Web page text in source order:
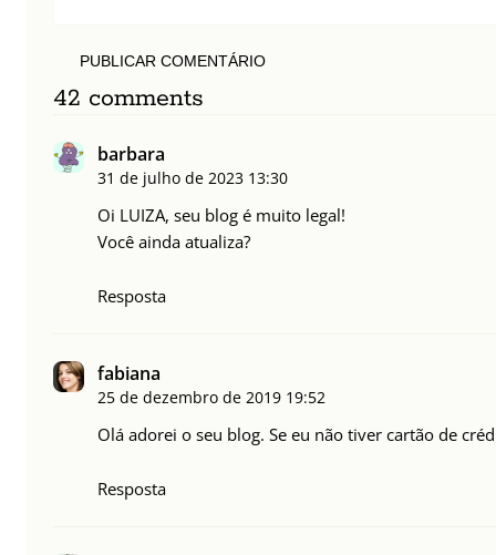
PUBLICAR COMENTÁRIO
42 comments
barbara
31 de julho de 2023 13:30
Oi LUIZA, seu blog é muito legal!
Você ainda atualiza?
Resposta
fabiana
25 de dezembro de 2019 19:52
Olá adorei o seu blog. Se eu não tiver cartão de
Resposta